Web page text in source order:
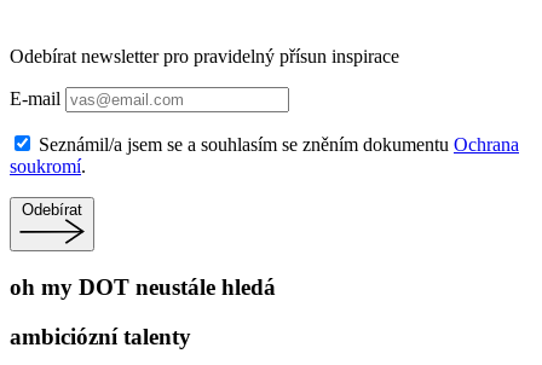
Odebírat newsletter pro pravidelný přísun inspirace
E-mail
Seznámil/a jsem se a souhlasím se zněním dokumentu Ochrana
soukromí.
Odebírat
oh my DOT neustále hledá
ambiciózní talenty